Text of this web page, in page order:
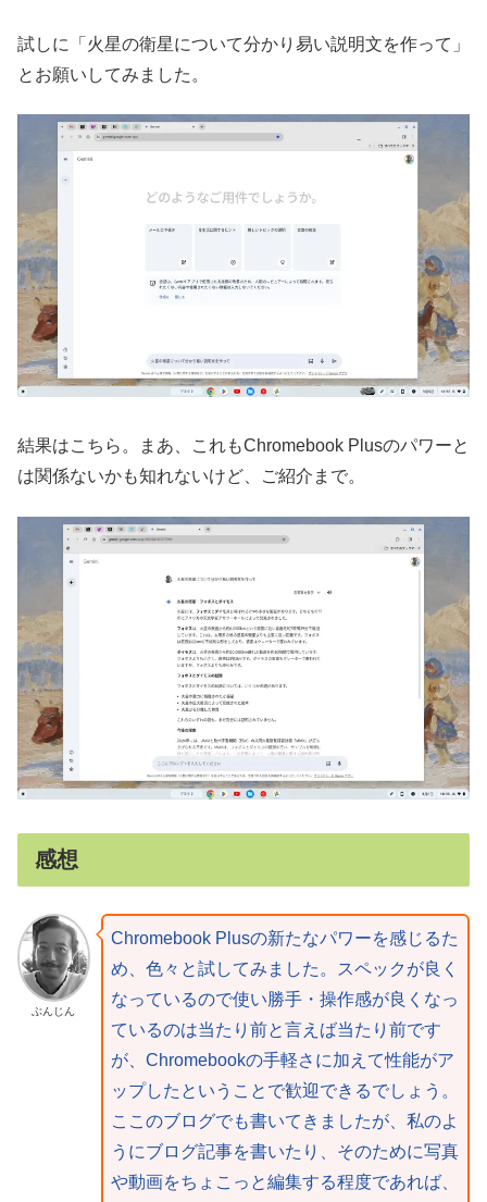
試しに「火星の衛星について分かり易い説明文を作って」
とお願いしてみました。
結果はこちら。まあ、これもChromebook Plusのパワーと
は関係ないかも知れないけど、ご紹介まで。
感想
ぶんじん
Chromebook Plusの新たなパワーを感じるた
め、色々と試してみました。スペックが良く
なっているので使い勝手・操作感が良くなっ
ているのは当たり前と言えば当たり前です
が、Chromebookの手軽さに加えて性能がア
ップしたということで歓迎できるでしょう。
ここのブログでも書いてきましたが、私のよ
うにブログ記事を書いたり、そのために写真
や動画をちょこっと編集する程度であれば、